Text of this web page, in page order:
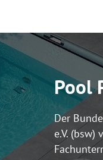
Pool
Der
e.V.